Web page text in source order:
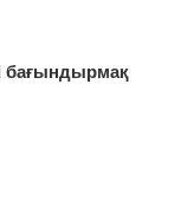
бағындырмақ